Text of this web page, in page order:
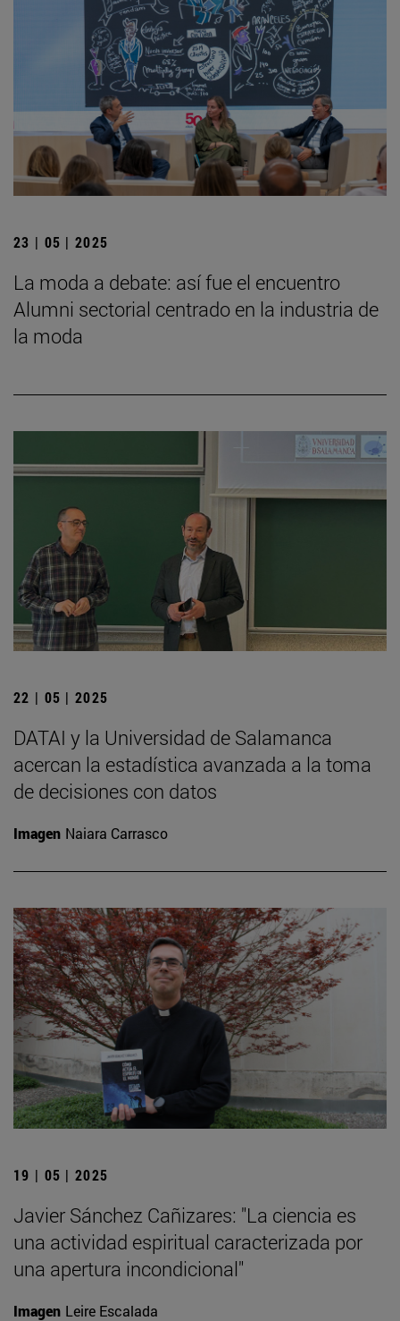
23 | 05 | 2025
La moda a debate: así fue el encuentro
Alumni sectorial centrado en la industria de
la moda
22 | 05 | 2025
DATAI y la Universidad de Salamanca
acercan la estadística avanzada a la toma
de decisiones con datos
Imagen Naiara Carrasco
19 | 05 | 2025
Javier Sánchez Cañizares: "La ciencia es
una actividad espiritual caracterizada por
una apertura incondicional"
Imagen Leire Escalada